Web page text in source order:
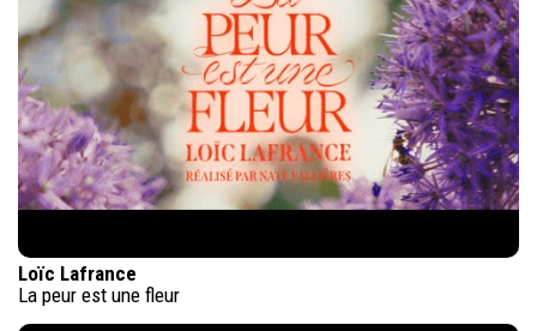
Loïc Lafrance
La peur est une fleur